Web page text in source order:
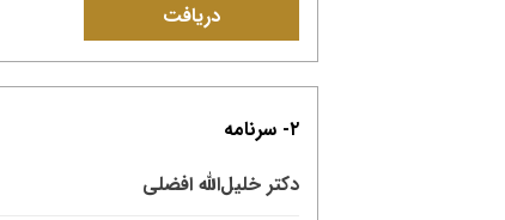
دریافت
۲- سرنامه
دکتر خلیل‌الله افضلی